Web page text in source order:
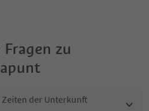
zu
Zeiten der Unterkunft